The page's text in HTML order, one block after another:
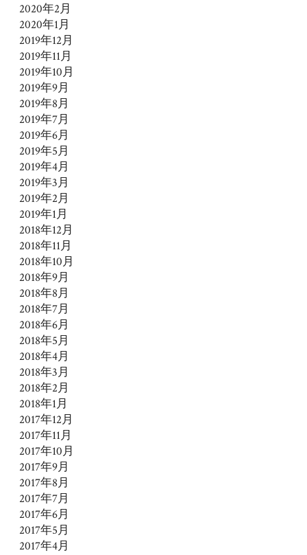
2020年2月
2020年1月
2019年12月
2019年11月
2019年10月
2019年9月
2019年8月
2019年7月
2019年6月
2019年5月
2019年4月
2019年3月
2019年2月
2019年1月
2018年12月
2018年11月
2018年10月
2018年9月
2018年8月
2018年7月
2018年6月
2018年5月
2018年4月
2018年3月
2018年2月
2018年1月
2017年12月
2017年11月
2017年10月
2017年9月
2017年8月
2017年7月
2017年6月
2017年5月
2017年4月